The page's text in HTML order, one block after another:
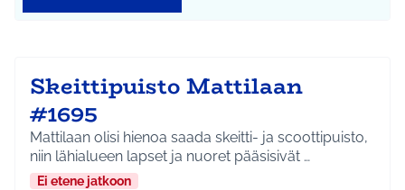
Skeittipuisto Mattilaan
#1695
Mattilaan olisi hienoa saada skeitti- ja scoottipuisto,
niin lähialueen lapset ja nuoret pääsisivät …
Ei etene jatkoon